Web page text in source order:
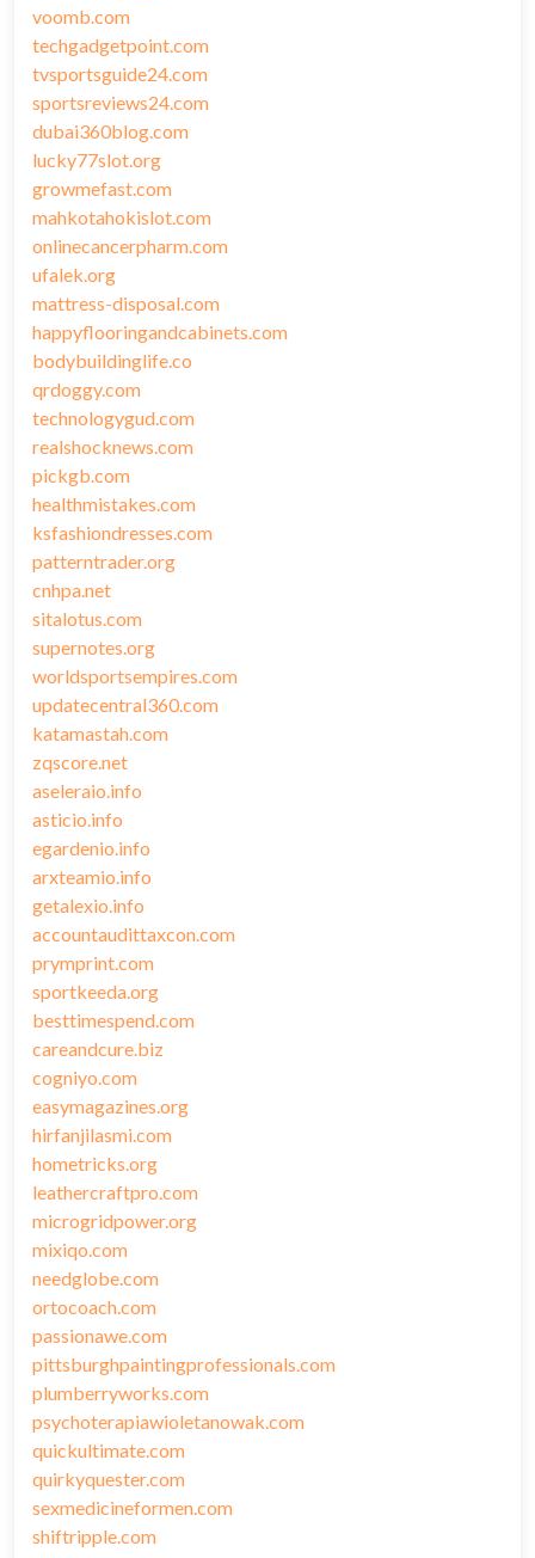
voomb.com
techgadgetpoint.com
tvsportsguide24.com
sportsreviews24.com
dubai360blog.com
lucky77slot.org
growmefast.com
mahkotahokislot.com
onlinecancerpharm.com
ufalek.org
mattress-disposal.com
happyflooringandcabinets.com
bodybuildinglife.co
qrdoggy.com
technologygud.com
realshocknews.com
pickgb.com
healthmistakes.com
ksfashiondresses.com
patterntrader.org
cnhpa.net
sitalotus.com
supernotes.org
worldsportsempires.com
updatecentral360.com
katamastah.com
zqscore.net
aseleraio.info
asticio.info
egardenio.info
arxteamio.info
getalexio.info
accountaudittaxcon.com
prymprint.com
sportkeeda.org
besttimespend.com
careandcure.biz
cogniyo.com
easymagazines.org
hirfanjilasmi.com
hometricks.org
leathercraftpro.com
microgridpower.org
mixiqo.com
needglobe.com
ortocoach.com
passionawe.com
pittsburghpaintingprofessionals.com
plumberryworks.com
psychoterapiawioletanowak.com
quickultimate.com
quirkyquester.com
sexmedicineformen.com
shiftripple.com